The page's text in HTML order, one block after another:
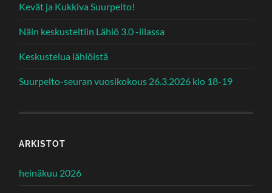
Kevät ja Kukkiva Suurpelto!
Näin keskusteltiin Lähiö 3.0 -illassa
Keskustelua lähiöistä
Suurpelto-seuran vuosikokous 26.3.2026 klo 18-19
ARKISTOT
heinäkuu 2026